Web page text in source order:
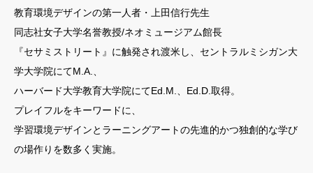
教育環境デザインの第一人者・上田信行先生
同志社女子大学名誉教授/ネオミュージアム館長
『セサミストリート』に触発され渡米し、セントラルミシガン大
学大学院にてM.A.、
ハーバード大学教育大学院にてEd.M.、Ed.D.取得。
プレイフルをキーワードに、
学習環境デザインとラーニングアートの先進的かつ独創的な学び
の場作りを数多く実施。